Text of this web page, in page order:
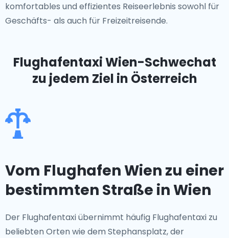
komfortables und effizientes Reiseerlebnis sowohl für
Geschäfts- als auch für Freizeitreisende.
Flughafentaxi Wien-Schwechat
zu jedem Ziel in Österreich
Vom Flughafen Wien zu einer
bestimmten Straße in Wien
Der Flughafentaxi übernimmt häufig Flughafentaxi zu
beliebten Orten wie dem Stephansplatz, der